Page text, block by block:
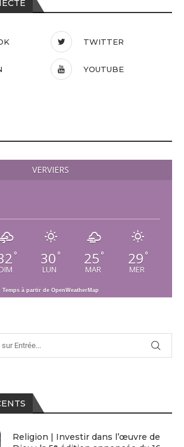
TWITTER
YOUTUBE
VERVIERS
°
DIM
30 °
LUN
25 °
MAR
29 °
MER
Temps à partir de OpenWeatherMap
Religion | Investir dans l’œuvre de